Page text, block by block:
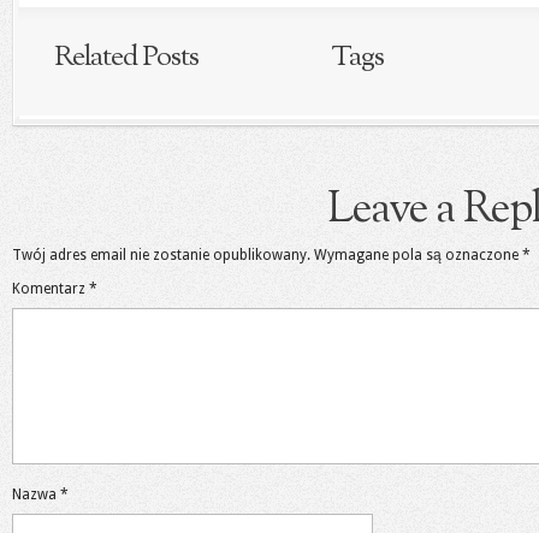
Related Posts Tags
Leave a
Twój adres email nie zostanie opublikowany. Wymagane pola są oznaczone *
Komentarz *
Nazwa *